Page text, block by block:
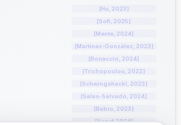
[Hu, 2023]
[Sofi, 2025]
[Mente, 2024]
[Martínez-González, 2023]
[Bonaccio, 2024]
[Trichopoulou, 2022]
[Schwingshackl, 2023]
[Salas-Salvadó, 2024]
[Babio, 2023]
[Yusuf, 2024]